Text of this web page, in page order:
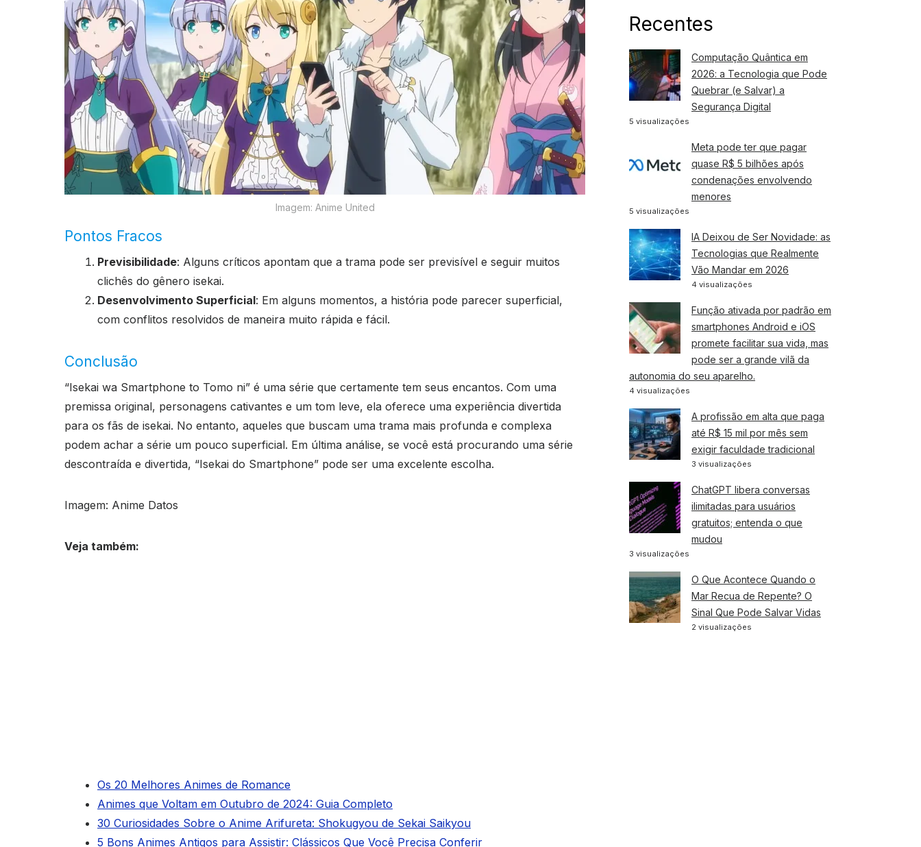
Imagem: Anime United
Pontos Fracos
Previsibilidade: Alguns críticos apontam que a trama pode ser previsível e seguir muitos
clichês do gênero isekai.
Desenvolvimento Superficial: Em alguns momentos, a história pode parecer superficial,
com conflitos resolvidos de maneira muito rápida e fácil.
Conclusão
“Isekai wa Smartphone to Tomo ni” é uma série que certamente tem seus encantos. Com uma
premissa original, personagens cativantes e um tom leve, ela oferece uma experiência divertida
para os fãs de isekai. No entanto, aqueles que buscam uma trama mais profunda e complexa
podem achar a série um pouco superficial. Em última análise, se você está procurando uma série
descontraída e divertida, “Isekai do Smartphone” pode ser uma excelente escolha.
Imagem: Anime Datos
Veja também:
Os 20 Melhores Animes de Romance
Animes que Voltam em Outubro de 2024: Guia Completo
30 Curiosidades Sobre o Anime Arifureta: Shokugyou de Sekai Saikyou
5 Bons Animes Antigos para Assistir: Clássicos Que Você Precisa Conferir
Recentes
Computação Quântica em
2026: a Tecnologia que Pode
Quebrar (e Salvar) a
Segurança Digital
5 visualizações
Meta pode ter que pagar
quase R$ 5 bilhões após
condenações envolvendo
menores
5 visualizações
IA Deixou de Ser Novidade: as
Tecnologias que Realmente
Vão Mandar em 2026
4 visualizações
Função ativada por padrão em
smartphones Android e iOS
promete facilitar sua vida, mas
pode ser a grande vilã da
autonomia do seu aparelho.
4 visualizações
A profissão em alta que paga
até R$ 15 mil por mês sem
exigir faculdade tradicional
3 visualizações
ChatGPT libera conversas
ilimitadas para usuários
gratuitos; entenda o que
mudou
3 visualizações
O Que Acontece Quando o
Mar Recua de Repente? O
Sinal Que Pode Salvar Vidas
2 visualizações